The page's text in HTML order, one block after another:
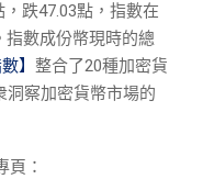
跌47.03點，指數在
指數成份幣現時的總
】 整合了20種加密貨
洞察加密貨幣市場的
：